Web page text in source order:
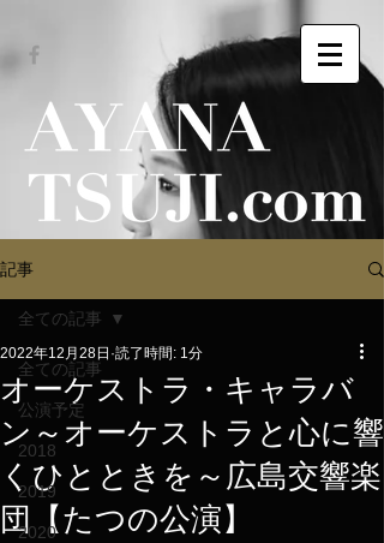
記事
全ての記事
公演予定
2018
2019
2020
全ての記事
オーケストラ・キャラバ
ン～オーケストラと心に響
くひとときを～広島交響楽
団【たつの公演】
2022年12月28日 読了時間: 1分